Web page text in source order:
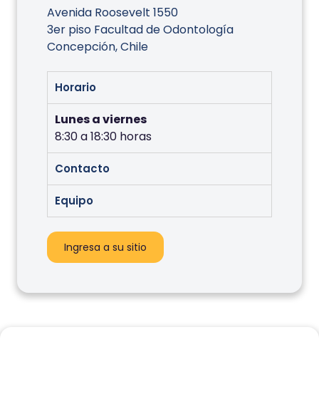
Avenida Roosevelt 1550
3er piso Facultad de Odontología
Concepción, Chile
Horario
Lunes a viernes
8:30 a 18:30 horas
Contacto
Equipo
Ingresa a su sitio